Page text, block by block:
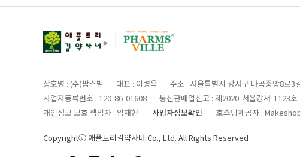
상호명 : (주)팜스빌 대표 : 이병욱
주소 : 서울특별시 강서구 마곡중앙8로3
사업자등록번호 : 120-86-01608
통신판매업신고 : 제2020-서울강서-1123호
개인정보 보호 책임자 : 임채현
사업자정보확인 호스팅제공자 :
Copyrightⓒ 애플트리김약사네 Co., Ltd. All Rights Reserved